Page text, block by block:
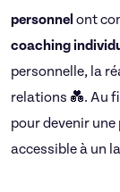
personnel ont
coaching
personnelle, la
relations 💑. Au
pour devenir
accessible à un